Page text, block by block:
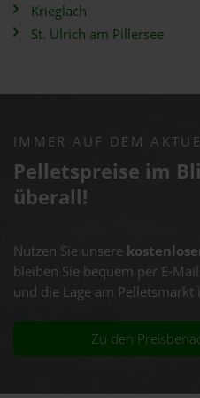
Krieglach
St. Ulrich am Pillersee
IMMER AUF DEM
Pelletspreise im
überall!
Nutzen Sie unsere
bleiben Sie bequem per E-
und die Lage am
Zu den